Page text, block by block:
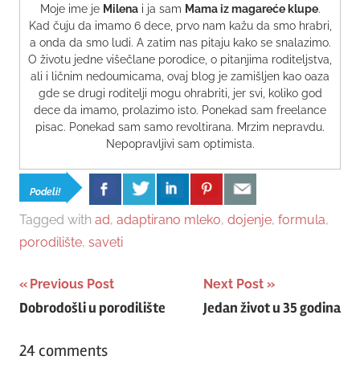
Moje ime je Milenai ja sam Mama iz magareće klupe.
Kad čuju da imamo 6 dece, prvo nam kažu da smo hrabri,
a onda da smo ludi. A zatim nas pitaju kako se snalazimo.
O životu jedne višečlane porodice, o pitanjima roditeljstva,
ali i ličnim nedoumicama, ovaj blog je zamišljen kao oaza
gde se drugi roditelji mogu ohrabriti, jer svi, koliko god
dece da imamo, prolazimo isto. Ponekad sam freelance
pisac. Ponekad sam samo revoltirana. Mrzim nepravdu.
Nepopravljivi sam optimista.
Podeli!
Tagged with ad, adaptirano mleko, dojenje, formula,
porodilište, saveti
Post
navigation
Previous Post
Dobrodošli u porodilište
Next Post
Jedan život u 35 godina
24 comments